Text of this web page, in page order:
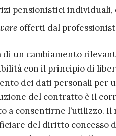
pensionistici individuali,
offerti dal
di un cambiamento
con il principio di
dei dati personali per
del contratto è il
a consentirne l’utilizzo.
del diritto concesso